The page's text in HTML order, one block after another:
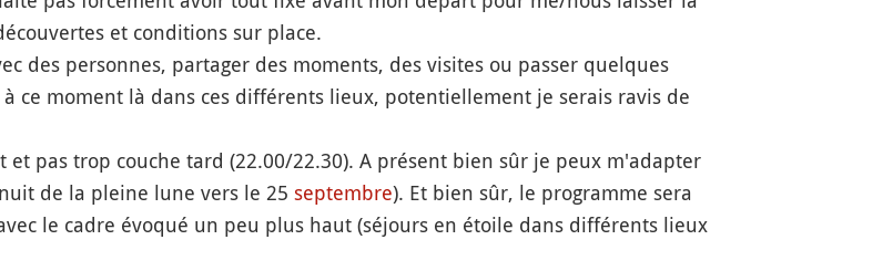
et conditions sur place.
des personnes, partager des moments, des visites ou passer quelques
ce moment là dans ces différents lieux, potentiellement je serais ravis de
et pas trop couche tard (22.00/22.30). A présent bien sûr je peux m'adapter
de la pleine lune vers le 25 septembre). Et bien sûr, le programme sera
le cadre évoqué un peu plus haut (séjours en étoile dans différents lieux